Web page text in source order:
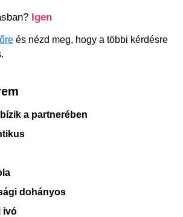
Igen
és nézd meg, hogy a többi kérdésre
a partnerében
dohányos
ivó